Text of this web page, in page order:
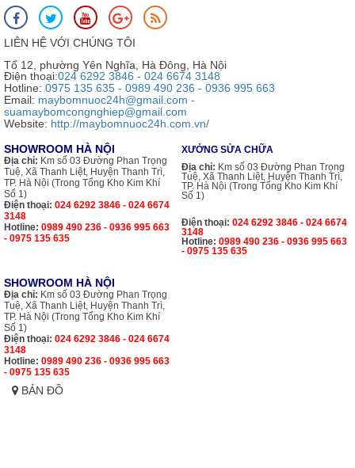
LIÊN HỆ VỚI CHÚNG TÔI
Tổ 12, phường Yên Nghĩa, Hà Đông, Hà Nội
Điện thoại:024 6292 3846 - 024 6674 3148
Hotline: 0975 135 635 - 0989 490 236 - 0936 995 663
Email: maybomnuoc24h@gmail.com -
suamaybomcongnghiep@gmail.com
Website: http://maybomnuoc24h.com.vn/
SHOWROOM HÀ NỘI
Địa chỉ: Km số 03 Đường Phan Trọng
Tuệ, Xã Thanh Liệt, Huyện Thanh Trì,
TP. Hà Nội (Trong Tổng Kho Kim Khí
Số 1)
Điện thoại: 024 6292 3846 - 024 6674
3148
Hotline: 0989 490 236 - 0936 995 663
- 0975 135 635
XƯỞNG SỬA CHỮA
Địa chỉ: Km số 03 Đường Phan Trọng
Tuệ, Xã Thanh Liệt, Huyện Thanh Trì,
TP. Hà Nội (Trong Tổng Kho Kim Khí
Số 1)
Điện thoại: 024 6292 3846 - 024 6674
3148
Hotline: 0989 490 236 - 0936 995 663
- 0975 135 635
SHOWROOM HÀ NỘI
Địa chỉ: Km số 03 Đường Phan Trọng
Tuệ, Xã Thanh Liệt, Huyện Thanh Trì,
TP. Hà Nội (Trong Tổng Kho Kim Khí
Số 1)
Điện thoại: 024 6292 3846 - 024 6674
3148
Hotline: 0989 490 236 - 0936 995 663
- 0975 135 635
BẢN ĐỒ